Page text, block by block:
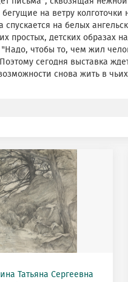
на ветру колготочки
на белых
простых, детских образах
чтобы то, чем жил
сегодня выставка
снова жить в
Татьяна Сергеевна